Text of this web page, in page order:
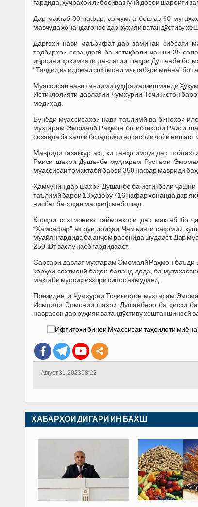
гардида, ҳуҷраҳои либосивазкунӣ дорои шароити
Дар мактаб 80 нафар, аз ҷумла беш аз 60
мавҷуда хонандагонро дар руҳияи ватандӯстиву
Даргоҳи нави маърифат дар заминаи сиёсати
тадбирҳои созандагӣ ба истиқболи ҷашни 35-
иҷроияи ҳокимияти давлатии шаҳри Душанбе бо
“Таҷдид ва идомаи сохтмони мактабҳои миёна” бо
Муассисаи нави таълимӣ туҳфаи арзишманди
Истиқлолияти давлатии Ҷумҳурии Тоҷикистон
медиҳад.
Бунёди муассисаҳои нави таълимӣ ва биноҳои
муҳтарам Эмомалӣ Раҳмон бо ибтикори Раиси
созанда ба ҳалли ботадриҷи норасоии ҷойи нишаст
Мавриди тазаккур аст, ки танҳо имрӯз дар
Раиси шаҳри Душанбе муҳтарам Рустами
муассисаи томактабӣ барои 350 нафар мавриди
Ҳамчунин дар шаҳри Душанбе ба истиқболи ҷашни
таълимӣ барои 13 ҳазору 716 нафар хонанда дар
нисбат ба соҳаи маориф мебошад.
Корҳои сохтмонию паймонкорӣ дар мактаб бо
“Ҳамсафар” аз рӯи лоиҳаи Ҷамъияти саҳомии
муайянгардида ба анҷом расонида шудааст. Дар
250 кВт васлу насб гардидааст.
Сарвари давлат муҳтарам Эмомалӣ Раҳмон баъди
корҳои сохтмонӣ баҳои баланд дода, ба
мактаби муосир изҳори сипос намуданд.
Президенти Ҷумҳурии Тоҷикистон муҳтарам
Исмоили Сомонии шаҳри Душанберо ба ҳисси
наврасон дар руҳияи ватандӯстиву хештаншиносӣ
Август 31, 2023 08:22
ХАБАРҲОИ ДИГАРИ ИН БАХШ